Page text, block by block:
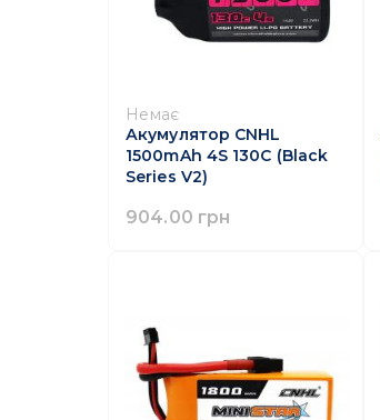
Немає
Акумулятор CNHL
1500mAh 4S 130C (Black
Series V2)
904.00 грн